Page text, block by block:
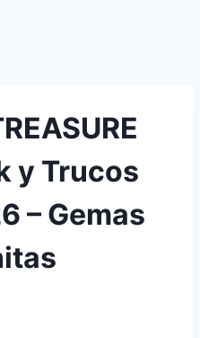
y Trucos
– Gemas